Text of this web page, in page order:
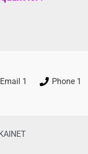
Email 1 Phone 1